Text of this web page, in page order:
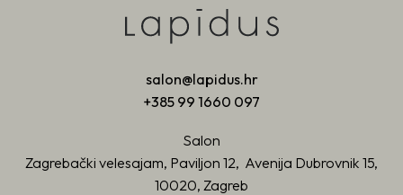
salon@lapidus.hr
+385 99 1660 097
Salon
Zagrebački velesajam, Paviljon 12, Avenija Dubrovnik 15,
10020, Zagreb